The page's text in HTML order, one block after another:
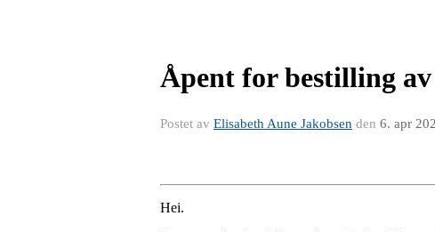
Åpent for bestilling
Postet av Elisabeth Aune Jakobsen den 6. apr
Hei.